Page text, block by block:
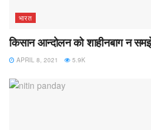
भारत
किसान आन्दोलन को शाहीनबाग न
APRIL 8, 2021 5.9K